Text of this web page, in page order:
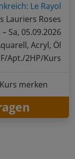
Le Rayol
Lauriers Roses
– Sa, 05.09.2026
Acryl, Öl
Apt./2HP/Kurs
Kurs merken